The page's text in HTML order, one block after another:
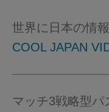
世界に日本の情
COOL JAPAN
マッチ3戦略型パ